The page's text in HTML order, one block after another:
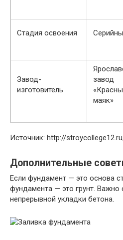
Стадия освоения
Завод-
изготовитель
завод
маяк»
Источник: http://
Дополнительные
Если фундамент — это основа
фундамента — это грунт.
непрерывной укладки бетона.